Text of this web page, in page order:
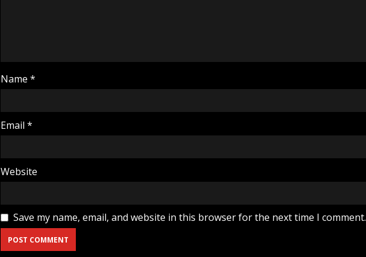
Name *
Email *
Website
Save my name, email, and website in this browser for the next time I comment.